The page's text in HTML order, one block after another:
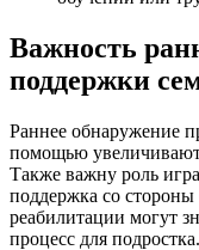
Важность
поддержки
Раннее обнаружение
помощью
Также важну роль
поддержка со стороны
реабилитации могут
процесс для подростка.